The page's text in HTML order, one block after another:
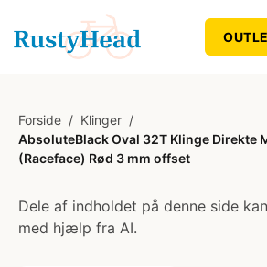
Forside / Klinger /
AbsoluteBlack Oval 32T Klinge Direkte
(Raceface) Rød 3 mm offset
Dele af indholdet på denne side
med hjælp fra AI.